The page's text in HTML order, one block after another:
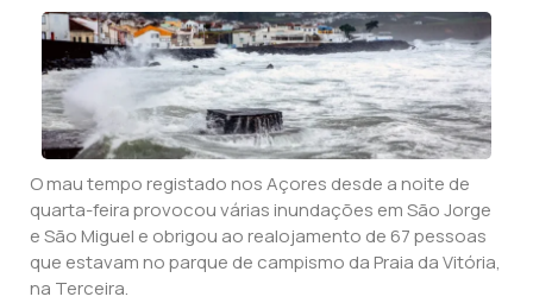
O mau tempo registado nos Açores desde a noite de
quarta-feira provocou várias inundações em São Jorge
e São Miguel e obrigou ao realojamento de 67 pessoas
que estavam no parque de campismo da Praia da Vitória,
na Terceira.